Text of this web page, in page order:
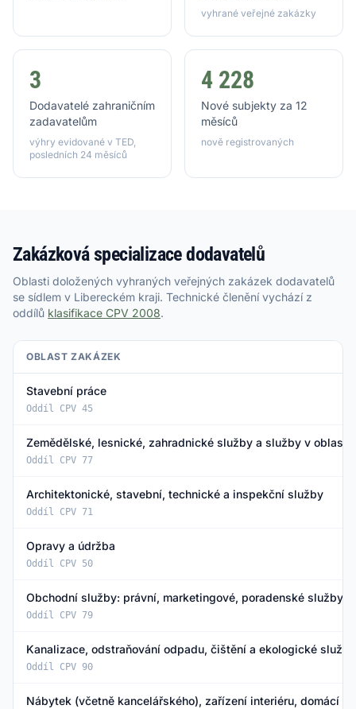
vyhrané veřejné zakázky
3
Dodavatelé zahraničním
zadavatelům
výhry evidované v TED,
posledních 24 měsíců
4 228
Nové subjekty za 12
měsíců
nově registrovaných
Zakázková specializace dodavatelů
Oblasti doložených vyhraných veřejných zakázek dodavatelů
se sídlem v Libereckém kraji. Technické členění vychází z
oddílů klasifikace CPV 2008.
OBLAST ZAKÁZEK
Stavební práce
Oddíl CPV 45
Zemědělské, lesnické, zahradnické služby a služby v
Oddíl CPV 77
Architektonické, stavební, technické a inspekční služby
Oddíl CPV 71
Opravy a údržba
Oddíl CPV 50
Obchodní služby: právní, marketingové, poradenské služby,
Oddíl CPV 79
Kanalizace, odstraňování odpadu, čištění a ekologické služby
Oddíl CPV 90
Nábytek (včetně kancelářského), zařízení interiéru, domácí